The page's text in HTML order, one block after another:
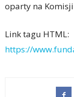
oparty na
Link tagu HTML:
https://